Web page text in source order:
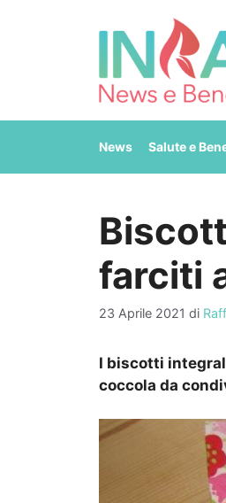
News Salute e
farciti
23 Aprile 2021 di
I biscotti
coccola da